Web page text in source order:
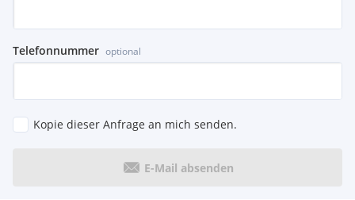
Telefonnummer optional
Kopie dieser Anfrage an mich senden.
E-Mail absenden